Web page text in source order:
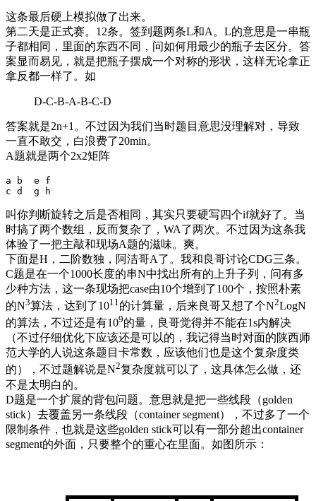
这条最后硬上模拟做了出来。
第二天是正式赛。12条。签到题两条L和A。L的意思是一串瓶
子都相同，里面的东西不同，问如何用最少的瓶子去区分。答
案显而易见，就是把瓶子摆成一个对称的形状，这样无论拿正
拿反都一样了。如
D-C-B-A-B-C-D
答案就是2n+1。不过因为我们当时题目意思没理解对，导致
一直不敢交，白浪费了20min。
A题就是两个2x2矩阵
a b  e f
叫你判断旋转之后是否相同，其实只要硬写四个if就好了。当
时搞了两个数组，反而复杂了，WA了两次。不过因为这条我
体验了一把主敲和现场A题的滋味。爽。
下面是H，二阶数独，阿洁哥A了。我和良哥讨论CDG三条。
C题是在一个1000长度的串N中找出所有的上升子列，问有多
少种方法，这一条现场把case由10个增到了100个，按照朴素
的N3算法，达到了1011 的计算量，后来良哥又想了个N2LogN
的算法，不过还是有109的量，良哥觉得并不能在1s内解决
（不过仔细优化下应该还是可以的，我记得当时对面的陕西师
范大学的人说这条题目卡常数，应该他们也是这个复杂度类
的），不过题解说是N2复杂度就可以了，这具体怎么做，还
不是太明白的。
D题是一个扩展的背包问题。意思就是把一些线段（golden
stick）去覆盖另一条线段（container segment），不过多了一个
限制条件，也就是这些golden stick可以有一部分超出container
segment的外面，只要整个的重心在里面。如图所示：